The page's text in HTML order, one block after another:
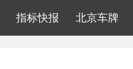
指标快报 北京车牌